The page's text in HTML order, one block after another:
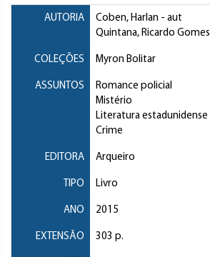
AUTORIA Coben, Harlan - aut
Quintana, Ricardo Gomes
COLEÇÕES Myron Bolitar
ASSUNTOS
Romance policial
Mistério
Literatura estadunidense
Crime
EDITORA Arqueiro
TIPO Livro
ANO 2015
EXTENSÃO 303 p.